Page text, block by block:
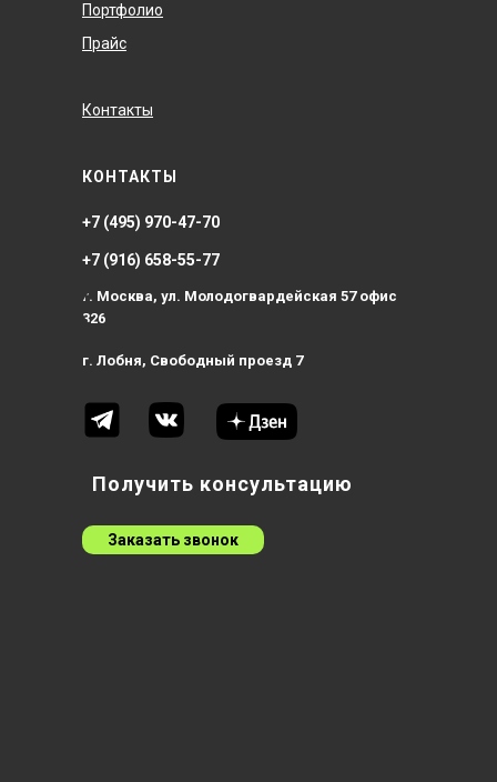
КОНТАКТЫ
Получить консультацию
Заказать звонок
Портфолио
Прайс
Контакты
+7 (495) 970-47-70
+7 (916) 658-55-77
г. Москва, ул. Молодогвардейская 57 офис
326
г. Лобня, Свободный проезд 7